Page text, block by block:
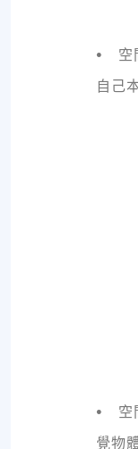
• 空
自己
• 空
覺物